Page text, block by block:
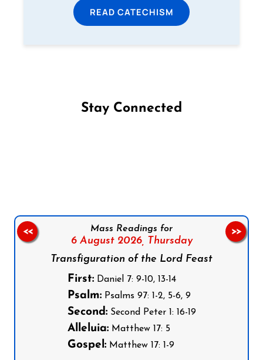
READ CATECHISM
Stay Connected
Mass Readings for
6 August 2026, Thursday
Transfiguration of the Lord Feast
First:Daniel 7: 9-10, 13-14
Psalm:Psalms 97: 1-2, 5-6, 9
Second:Second Peter 1: 16-19
Alleluia:Matthew 17: 5
Gospel:Matthew 17: 1-9
<< >>